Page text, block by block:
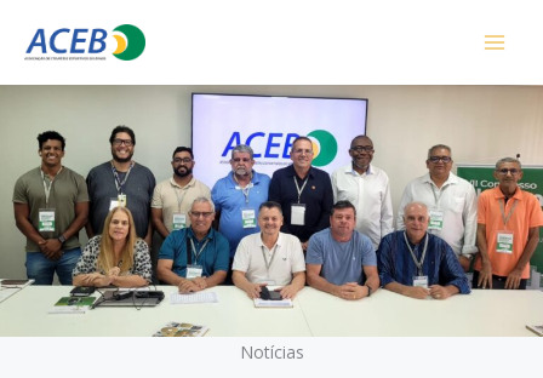
para
Notícias